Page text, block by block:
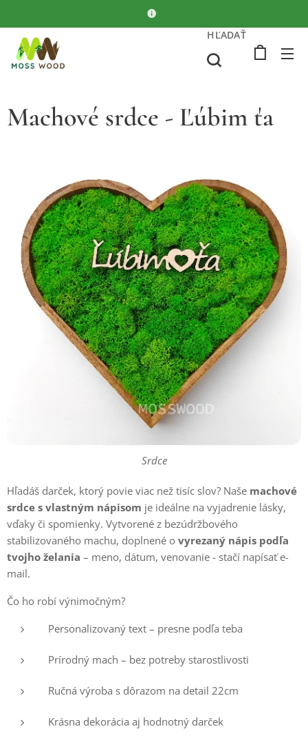
HĽADAŤ
Machové srdce - Ľúbim ťa
Srdce
Hľadáš darček, ktorý povie viac než tisíc slov? Naše machové
srdce s vlastným nápisom je ideálne na vyjadrenie lásky,
vďaky či spomienky. Vytvorené z bezúdržbového
stabilizovaného machu, doplnené o vyrezaný nápis podľa
tvojho želania – meno, dátum, venovanie - stačí napísať e-
mail.
Čo ho robí výnimočným?
Personalizovaný text – presne podľa teba
Prírodný mach – bez potreby starostlivosti
Ručná výroba s dôrazom na detail 22cm
Krásna dekorácia aj hodnotný darček